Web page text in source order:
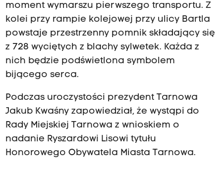
moment wymarszu pierwszego transportu. Z
kolei przy rampie kolejowej przy ulicy Bartla
powstaje przestrzenny pomnik składający się
z 728 wyciętych z blachy sylwetek. Każda z
nich będzie podświetlona symbolem
bijącego serca.
Podczas uroczystości prezydent Tarnowa
Jakub Kwaśny zapowiedział, że wystąpi do
Rady Miejskiej Tarnowa z wnioskiem o
nadanie Ryszardowi Lisowi tytułu
Honorowego Obywatela Miasta Tarnowa.